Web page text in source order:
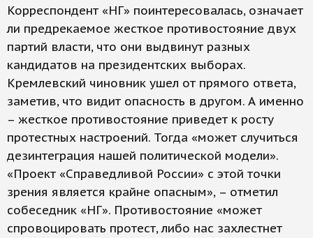
Корреспондент «НГ» поинтересовалась, означает
ли предрекаемое жесткое противостояние двух
партий власти, что они выдвинут разных
кандидатов на президентских выборах.
Кремлевский чиновник ушел от прямого ответа,
заметив, что видит опасность в другом. А именно
– жесткое противостояние приведет к росту
протестных настроений. Тогда «может случиться
дезинтеграция нашей политической модели».
«Проект «Справедливой России» с этой точки
зрения является крайне опасным», – отметил
собеседник «НГ». Противостояние «может
спровоцировать протест, либо нас захлестнет